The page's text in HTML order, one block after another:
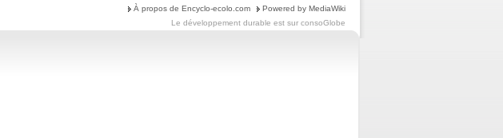
À propos de Encyclo-ecolo.com
Powered by MediaWiki
Le développement durable est sur consoGlobe